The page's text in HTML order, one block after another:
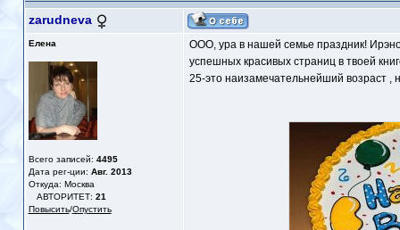
zarudneva
Елена
Всего записей: 4495
Дата рег-ции: Авг. 2013
Откуда: Москва
АВТОРИТЕТ: 21
Повысить/Опустить
ООО, ура в нашей семье праздник!
успешных красивых страниц в твоей
25-это наизамечательнейший возраст ,